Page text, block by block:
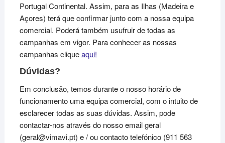
Portugal Continental. Assim, para as Ilhas (Madeira e
Açores) terá que confirmar junto com a nossa equipa
comercial. Poderá também usufruir de todas as
campanhas em vigor. Para conhecer as nossas
campanhas cliqueaqui!
Dúvidas?
Em conclusão, temos durante o nosso horário de
funcionamento uma equipa comercial, com o intuito de
esclarecer todas as suas dúvidas. Assim, pode
contactar-nos através do nosso email geral
(geral@vimavi.pt) e / ou contacto telefónico (911 563